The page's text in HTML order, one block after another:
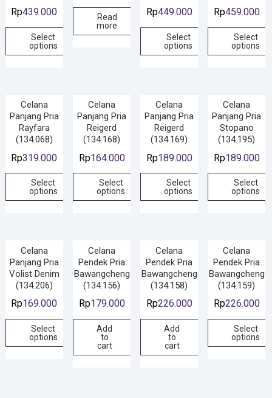
Rp439.000
Select
options
Read
more
Rp449.000
Select
options
Rp459.000
Select
options
Celana
Panjang Pria
Rayfara
(134.068)
Rp319.000
Select
options
Celana
Panjang Pria
Reigerd
(134.168)
Rp164.000
Select
options
Celana
Panjang Pria
Reigerd
(134.169)
Rp189.000
Select
options
Celana
Panjang Pria
Stopano
(134.195)
Rp189.000
Select
options
Celana
Panjang Pria
Volist Denim
(134.206)
Rp169.000
Select
options
Celana
Pendek Pria
Bawangcheng
(134.156)
Rp179.000
Add
to
cart
Celana
Pendek Pria
Bawangcheng
(134.158)
Rp226.000
Add
to
cart
Celana
Pendek Pria
Bawangcheng
(134.159)
Rp226.000
Select
options